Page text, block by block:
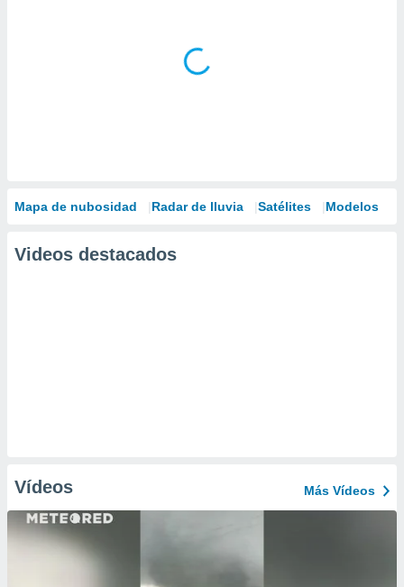
Mapa de nubosidad Radar de lluvia Satélites Modelos
Videos destacados
Vídeos Más Vídeos